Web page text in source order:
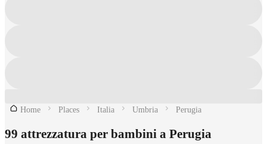
Home Places Italia Umbria Perugia
99 attrezzatura per bambini a Perugia